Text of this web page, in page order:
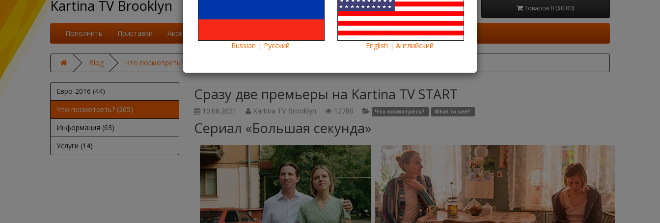
Kartina TV Brooklyn Язык: Товаров 0 ($0.00)
Пополнить Приставки Аксессуары
Blog Что посмотреть?
Евро-2016 (44)
Что посмотреть? (265)
Информация (63)
Услуги (14)
Сразу две премьеры на Kartina TV START
10.08.2021 Kartina TV Brooklyn 12780 Что посмотреть? What to see?
Сериал «Большая секунда»
Russian | Русский English | Английский